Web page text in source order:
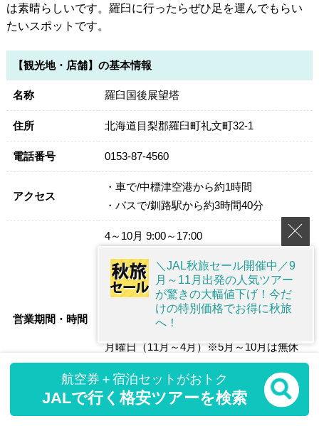
航空券＋宿泊セットがおトク
JALで行く格安ツアーを検索
は素晴らしいです。羅臼に行ったらぜひ足を運んでもらい
たいスポットです。
【観光地・店舗】の基本情報
名称 羅臼国後展望塔
住所 北海道目梨郡羅臼町礼文町32-1
電話番号 0153-87-4560
アクセス
・車で/中標津空港から約1時間
・バスで/釧路駅から約3時間40分
営業期間・時間
4～10月 9:00～17:00
2月～3月 9:00～16:00
休館日 毎週月曜日（１１月～４月）、
月曜日（11月～4月）※5月～10月は無休
年末年始（12月29日～ 1月5日)）
※天候等により、臨時休館となる場合が
あります。
＼JAL秋旅セール開催中／9
月～11月出発の人気ツアー
が驚きの大幅値下げ！今だ
けの特別価格でお得に秋旅
へ！